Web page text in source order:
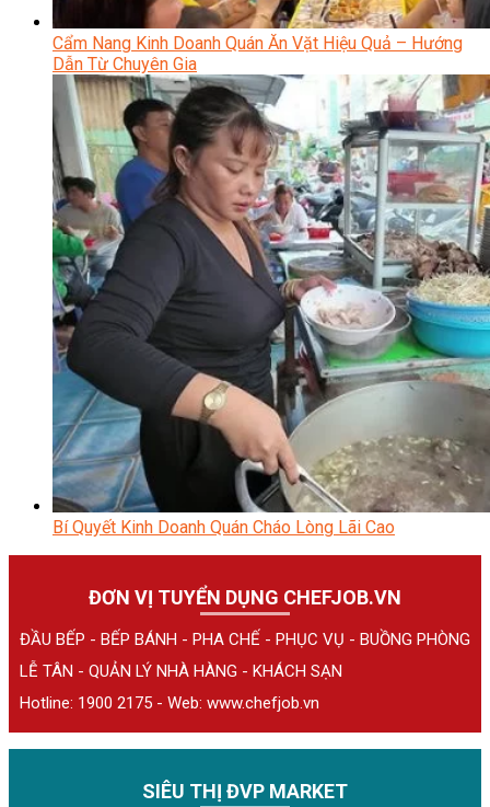
Cẩm Nang Kinh Doanh Quán Ăn Vặt Hiệu Quả – Hướng
Dẫn Từ Chuyên Gia
Bí Quyết Kinh Doanh Quán Cháo Lòng Lãi Cao
ĐƠN VỊ TUYỂN DỤNG CHEFJOB.VN
ĐẦU BẾP - BẾP BÁNH - PHA CHẾ - PHỤC VỤ - BUỒNG PHÒNG
LỄ TÂN - QUẢN LÝ NHÀ HÀNG - KHÁCH SẠN
Hotline: 1900 2175 - Web: www.chefjob.vn
SIÊU THỊ ĐVP MARKET